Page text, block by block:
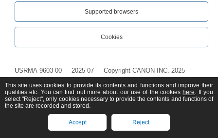
Supported browsers
Cookies
USRMA-9603-00 2025-07 Copyright CANON INC. 2025
This site uses cookies to provide its contents and functions and improve their
qualities etc. You can find out more about our use of the cookies here. If you
select "Reject", only cookies necessary to provide the contents and functions of
the site are recorded and stored.
Accept Reject